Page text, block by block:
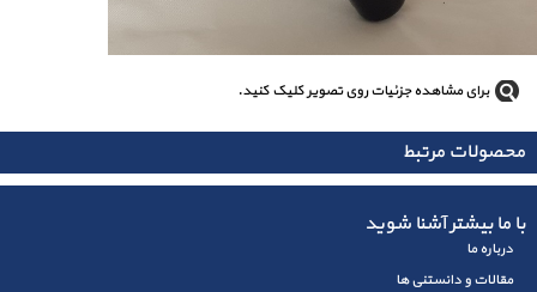
برای مشاهده جزئیات روی تصویر کلیک کنید.
محصولات مرتبط
با ما بیشتر آشنا شوید
درباره ما
مقالات و دانستنی ها